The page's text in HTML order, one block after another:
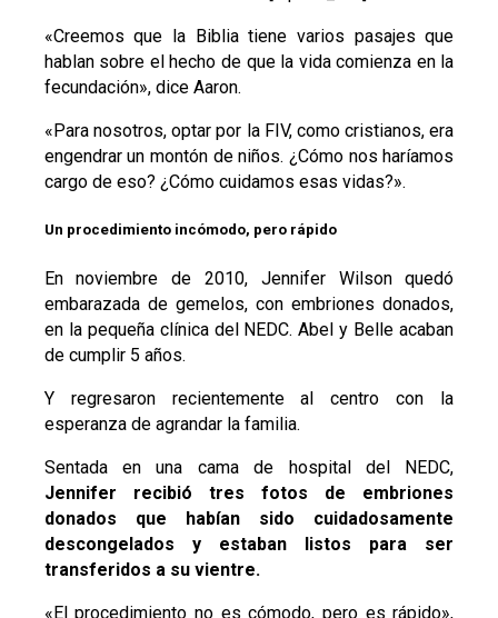
«Creemos que la Biblia tiene varios pasajes que
hablan sobre el hecho de que la vida comienza en la
fecundación», dice Aaron.
«Para nosotros, optar por la FIV, como cristianos, era
engendrar un montón de niños. ¿Cómo nos haríamos
cargo de eso? ¿Cómo cuidamos esas vidas?».
Un procedimiento incómodo, pero rápido
En noviembre de 2010, Jennifer Wilson quedó
embarazada de gemelos, con embriones donados,
en la pequeña clínica del NEDC. Abel y Belle acaban
de cumplir 5 años.
Y regresaron recientemente al centro con la
esperanza de agrandar la familia.
Sentada en una cama de hospital del NEDC,
Jennifer recibió tres fotos de embriones
donados que habían sido cuidadosamente
descongelados y estaban listos para ser
transferidos a su vientre.
«El procedimiento no es cómodo, pero es rápido»,